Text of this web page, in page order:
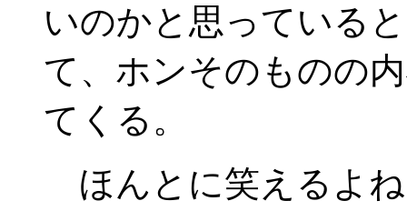
いのかと思っている
て、ホンそのものの
てくる。
ほんとに笑えるよ